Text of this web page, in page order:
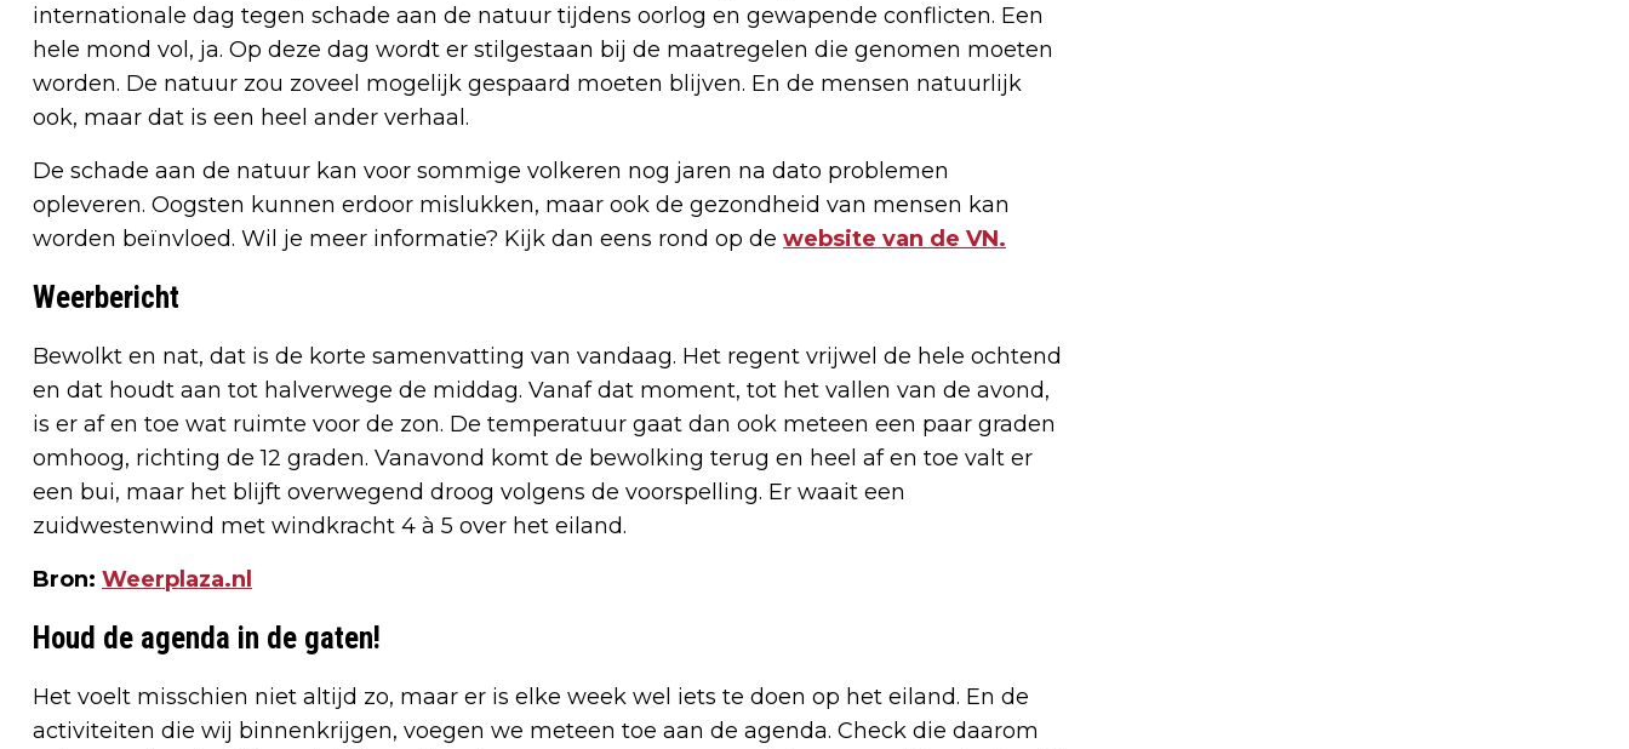
internationale dag tegen schade aan de natuur tijdens oorlog en gewapende conflicten. Een
hele mond vol, ja. Op deze dag wordt er stilgestaan bij de maatregelen die genomen moeten
worden. De natuur zou zoveel mogelijk gespaard moeten blijven. En de mensen natuurlijk
ook, maar dat is een heel ander verhaal.
De schade aan de natuur kan voor sommige volkeren nog jaren na dato problemen
opleveren. Oogsten kunnen erdoor mislukken, maar ook de gezondheid van mensen kan
worden beïnvloed. Wil je meer informatie? Kijk dan eens rond op de website van de VN.
Weerbericht
Bewolkt en nat, dat is de korte samenvatting van vandaag. Het regent vrijwel de hele ochtend
en dat houdt aan tot halverwege de middag. Vanaf dat moment, tot het vallen van de avond,
is er af en toe wat ruimte voor de zon. De temperatuur gaat dan ook meteen een paar graden
omhoog, richting de 12 graden. Vanavond komt de bewolking terug en heel af en toe valt er
een bui, maar het blijft overwegend droog volgens de voorspelling. Er waait een
zuidwestenwind met windkracht 4 à 5 over het eiland.
Bron: Weerplaza.nl
Houd de agenda in de gaten!
Het voelt misschien niet altijd zo, maar er is elke week wel iets te doen op het eiland. En de
activiteiten die wij binnenkrijgen, voegen we meteen toe aan de agenda. Check die daarom